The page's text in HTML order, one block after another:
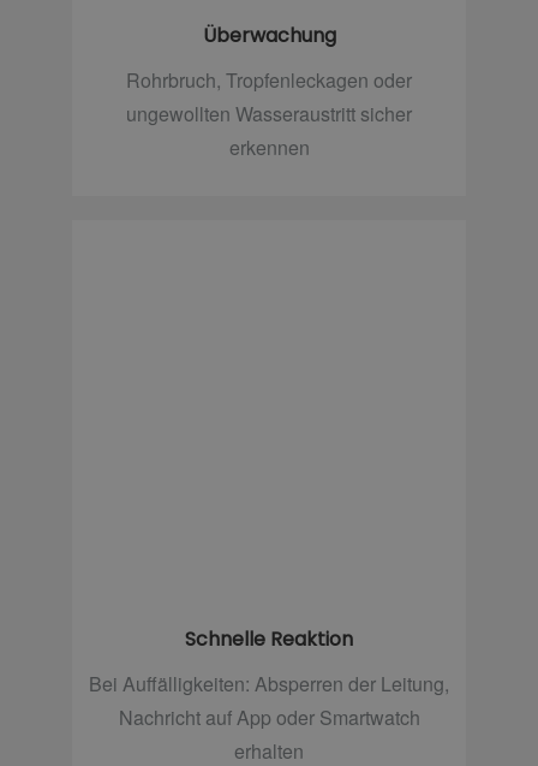
Überwachung
Rohrbruch, Tropfenleckagen oder
ungewollten Wasseraustritt sicher
erkennen
Schnelle Reaktion
Bei Auffälligkeiten: Absperren der Leitung,
Nachricht auf App oder Smartwatch
erhalten